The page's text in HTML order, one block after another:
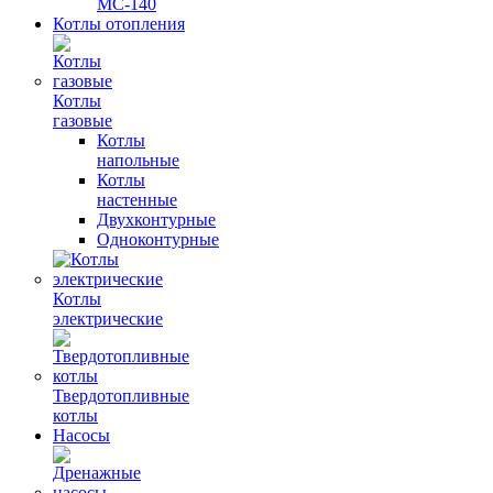
МС-140
Котлы отопления
Котлы
газовые
Котлы
напольные
Котлы
настенные
Двухконтурные
Одноконтурные
Котлы
электрические
Твердотопливные
котлы
Насосы